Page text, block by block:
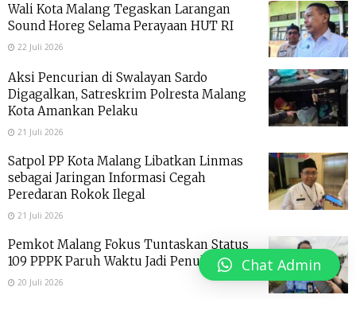
Wali Kota Malang Tegaskan Larangan
Sound Horeg Selama Perayaan HUT RI
22 Juli 2026
Aksi Pencurian di Swalayan Sardo
Digagalkan, Satreskrim Polresta Malang
Kota Amankan Pelaku
21 Juli 2026
Satpol PP Kota Malang Libatkan Linmas
sebagai Jaringan Informasi Cegah
Peredaran Rokok Ilegal
21 Juli 2026
Pemkot Malang Fokus Tuntaskan Status
109 PPPK Paruh Waktu Jadi Penuh Waktu
20 Juli 2026
Chat Admin